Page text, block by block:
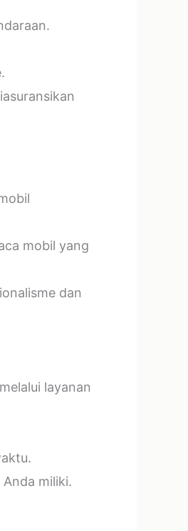
mobil yang
dan
layanan
miliki.